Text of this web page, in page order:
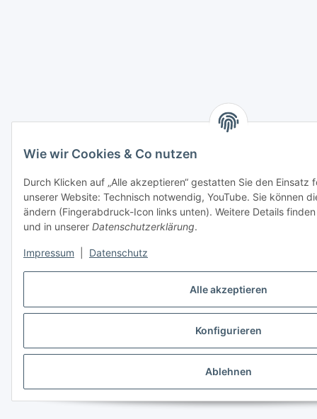
Alle akzeptieren
Konfigurieren
Ablehnen
Wie wir Cookies & Co nutzen
Durch Klicken auf „Alle akzeptieren“ gestatten Sie den Einsatz
unserer Website: Technisch notwendig, YouTube. Sie können
ändern (Fingerabdruck-Icon links unten). Weitere Details
und in unserer Datenschutzerklärung.
Impressum Datenschutz